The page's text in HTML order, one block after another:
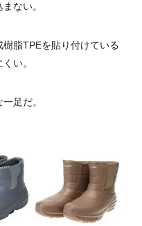
ない。
脂TPEを貼り付けている
い。
足だ。